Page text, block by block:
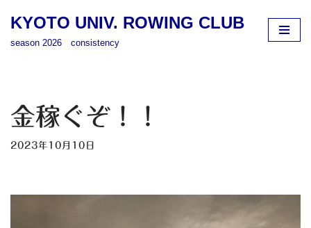
ツ
へ
KYOTO UNIV. ROWING CLUB
season 2026 consistency
金稼ぐぞ！！
2023年10月10日